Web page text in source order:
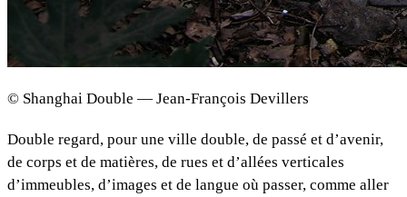
© Shanghai Double — Jean-François Devillers
Double regard, pour une ville double, de passé et d’avenir,
de corps et de matières, de rues et d’allées verticales
d’immeubles, d’images et de langue où passer, comme aller